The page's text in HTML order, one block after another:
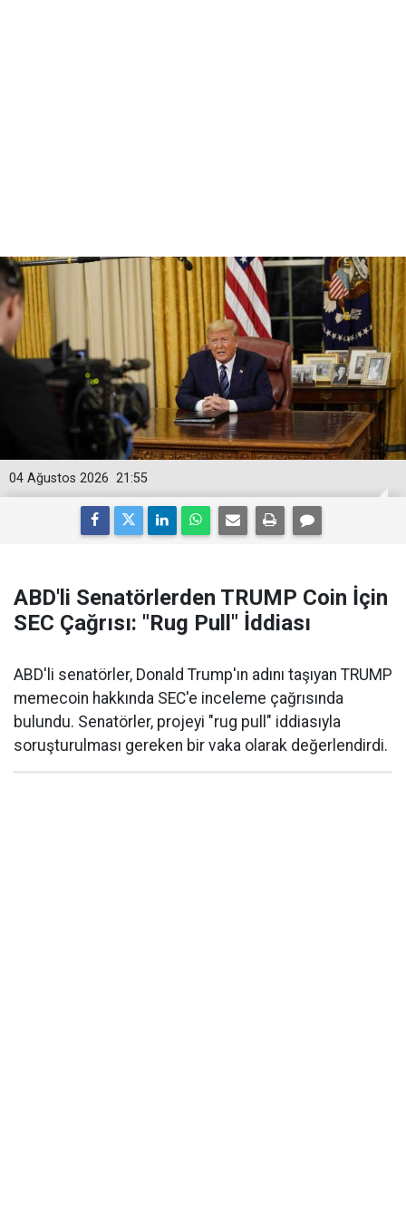
21:55
04 Ağustos 2026
ABD'li Senatörlerden TRUMP Coin İçin
SEC Çağrısı: "Rug Pull" İddiası
ABD'li senatörler, Donald Trump'ın adını taşıyan TRUMP
memecoin hakkında SEC'e inceleme çağrısında
bulundu. Senatörler, projeyi "rug pull" iddiasıyla
soruşturulması gereken bir vaka olarak değerlendirdi.